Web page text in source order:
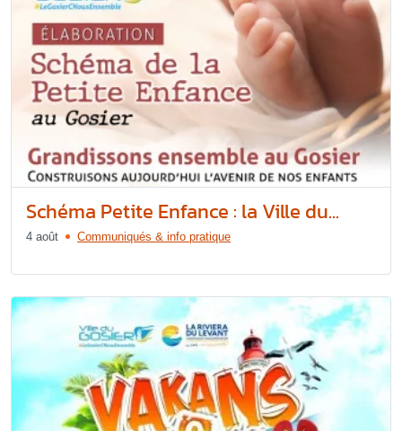
Schéma Petite Enfance : la Ville du...
4 août Communiqués & info pratique